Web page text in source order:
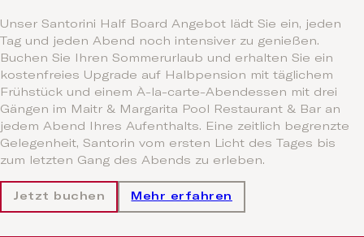
Unser Santorini Half Board Angebot lädt Sie ein, jeden
Tag und jeden Abend noch intensiver zu genießen.
Buchen Sie Ihren Sommerurlaub und erhalten Sie ein
kostenfreies Upgrade auf Halbpension mit täglichem
Frühstück und einem À-la-carte-Abendessen mit drei
Gängen im Maitr & Margarita Pool Restaurant & Bar an
jedem Abend Ihres Aufenthalts. Eine zeitlich begrenzte
Gelegenheit, Santorin vom ersten Licht des Tages bis
zum letzten Gang des Abends zu erleben.
Jetzt buchen Mehr erfahren